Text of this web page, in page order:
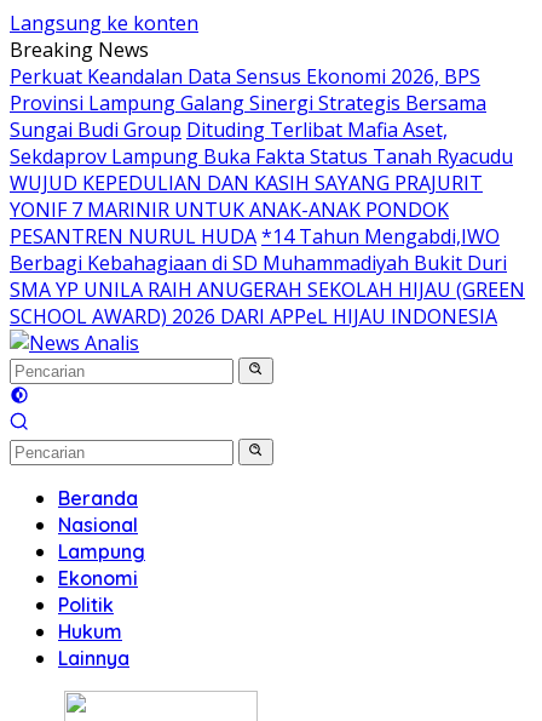
Langsung ke konten
Breaking News
Perkuat Keandalan Data Sensus Ekonomi 2026, BPS
Provinsi Lampung Galang Sinergi Strategis Bersama
Sungai Budi Group Dituding Terlibat Mafia Aset,
Sekdaprov Lampung Buka Fakta Status Tanah Ryacudu
WUJUD KEPEDULIAN DAN KASIH SAYANG PRAJURIT
YONIF 7 MARINIR UNTUK ANAK-ANAK PONDOK
PESANTREN NURUL HUDA*14 Tahun Mengabdi,IWO
Berbagi Kebahagiaan di SD Muhammadiyah Bukit Duri
SMA YP UNILA RAIH ANUGERAH SEKOLAH HIJAU (GREEN
SCHOOL AWARD) 2026 DARI APPeL HIJAU INDONESIA
Beranda
Nasional
Lampung
Ekonomi
Politik
Hukum
Lainnya